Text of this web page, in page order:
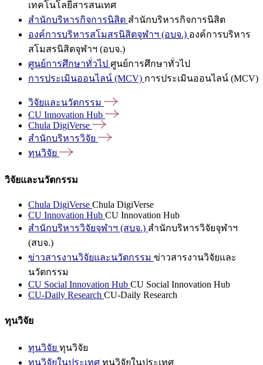
เทคโนโลยีสารสนเทศ
สำนักบริหารกิจการนิสิต สำนักบริหารกิจการนิสิต
องค์การบริหารสโมสรนิสิตจุฬาฯ (อบจ.) องค์การบริหาร
สโมสรนิสิตจุฬาฯ (อบจ.)
ศูนย์การศึกษาทั่วไป ศูนย์การศึกษาทั่วไป
การประเมินออนไลน์ (MCV) การประเมินออนไลน์ (MCV)
วิจัยและนวัตกรรม
CU Innovation Hub
Chula DigiVerse
สำนักบริหารวิจัย
ทุนวิจัย
วิจัยและนวัตกรรม
Chula DigiVerse Chula DigiVerse
CU Innovation Hub CU Innovation Hub
สำนักบริหารวิจัยจุฬาฯ (สบจ.) สำนักบริหารวิจัยจุฬาฯ
(สบจ.)
ข่าวสารงานวิจัยและนวัตกรรม ข่าวสารงานวิจัยและ
นวัตกรรม
CU Social Innovation Hub CU Social Innovation Hub
CU-Daily Research CU-Daily Research
ทุนวิจัย
ทุนวิจัย ทุนวิจัย
ทุนวิจัยในประเทศ ทุนวิจัยในประเทศ